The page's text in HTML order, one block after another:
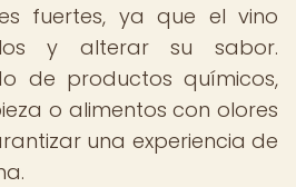
fuertes, ya que el vino
y alterar su sabor.
de productos químicos,
o alimentos con olores
una experiencia de